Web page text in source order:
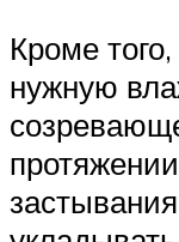
Кроме
нужную